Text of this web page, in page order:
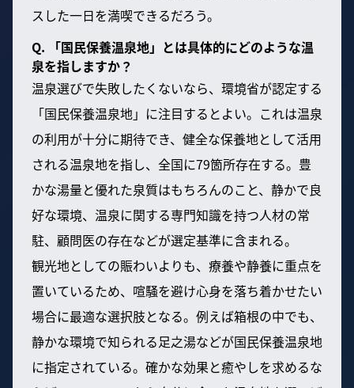
スした一日を満喫できるだろう。
Q. 「国民保養温泉地」とは具体的にどのような温
泉を指しますか？
温泉選びで失敗したくないなら、環境省が認定する
「国民保養温泉地」に注目するとよい。これは温泉
の利用が十分に期待でき、健全な保養地として活用
される温泉地を指し、全国に79箇所存在する。豊
かな湯量と優れた泉質はもちろんのこと、静かで良
好な環境、温泉に関する専門知識を持つ人材の常
駐、顧問医の存在などが選定基準に含まれる。
観光地としての賑わいよりも、療養や静養に重点を
置いているため、喧騒を避け心身を落ち着かせたい
場合に最適な選択肢となる。例えば箱根の中でも、
静かな環境で知られる足之湯などが国民保養温泉地
に指定されている。確かな効果と癒やしを求めるな